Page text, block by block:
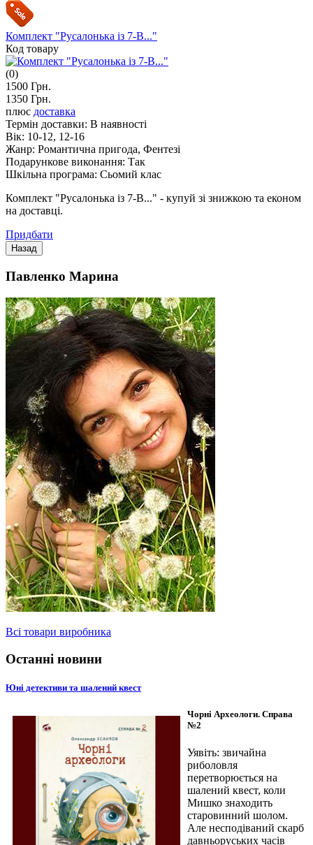
Комплект "Русалонька із 7-В..."
Код товару
(0)
1500 Грн.
1350 Грн.
плюс доставка
Термін доставки: В наявності
Вік: 10-12, 12-16
Жанр: Романтична пригода, Фентезі
Подарункове виконання: Так
Шкільна програма: Сьомий клас
Комплект "Русалонька із 7-В..." - купуй зі знижкою та економ
на доставці.
Придбати
Павленко Марина
Всі товари виробника
Останні новини
Юні детективи та шалений квест
Чорні Археологи. Справа
№2
Уявіть: звичайна
риболовля
перетворюється на
шалений квест, коли
Мишко знаходить
старовинний шолом.
Але несподіваний скарб
давньоруських часів